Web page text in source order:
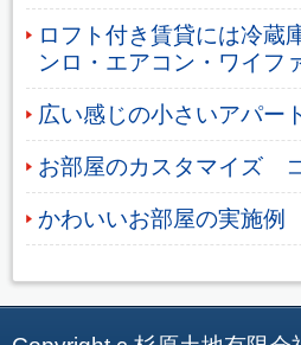
ロフト付き賃貸には冷蔵
ンロ・エアコン・ワイフ
広い感じの小さいアパー
お部屋のカスタマイズ
かわいいお部屋の実施例